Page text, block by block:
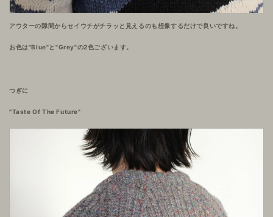
アウターの隙間からセイウチがチラッと見えるのも想像するだけで良いですね。
お色は"Blue"と"Grey"の2色ございます。
つぎに
"Taste Of The Future"